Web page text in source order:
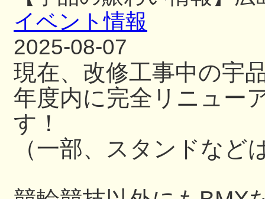
イベント情報
2025-08-07
現在、改修工事中の宇
年度内に完全リニュー
す！
（一部、スタンドなど